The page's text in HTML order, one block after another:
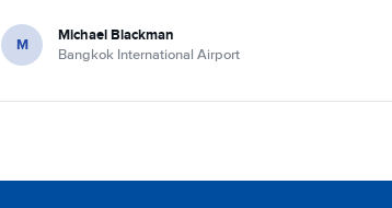
M Michael Blackman
Bangkok International Airport